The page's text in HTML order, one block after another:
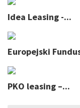
Idea Leasing -...
Europejski
PKO leasing –...